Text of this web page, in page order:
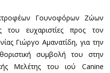
Γουνοφόρων Ζώων
του ευχαριστίες προς τον
Γιώργο Αμανατίδη, για την
συμβολή του στην
Μελέτης του ιού Canine